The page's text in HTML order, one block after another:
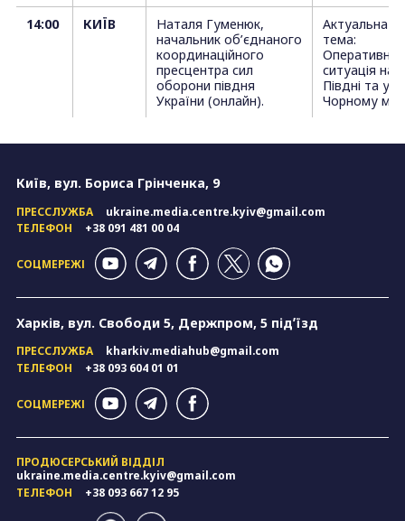
14:00
КИЇВ
Наталя Гуменюк,
начальник об’єднаного
координаційного
пресцентра сил
оборони півдня
України (онлайн).
Актуальна
тема:
Оперативна
ситуація на
Півдні та у
Чорному
Київ, вул. Бориса Грінченка, 9
ПРЕССЛУЖБА
ukraine.media.centre.kyiv@gmail.com
ТЕЛЕФОН
+38 091 481 00 04
СОЦМЕРЕЖІ
Харків, вул. Свободи 5, Держпром, 5 підʼїзд
ПРЕССЛУЖБА
kharkiv.mediahub@gmail.com
ТЕЛЕФОН
+38 093 604 01 01
СОЦМЕРЕЖІ
ПРОДЮСЕРСЬКИЙ ВІДДІЛ
ukraine.media.centre.kyiv@gmail.com
ТЕЛЕФОН
+38 093 667 12 95